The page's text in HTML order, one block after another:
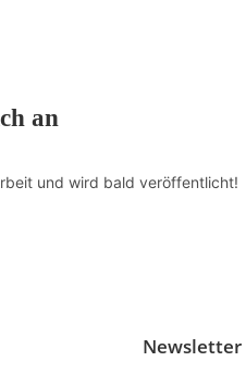
an
und wird bald veröffentlicht!
Newsletter